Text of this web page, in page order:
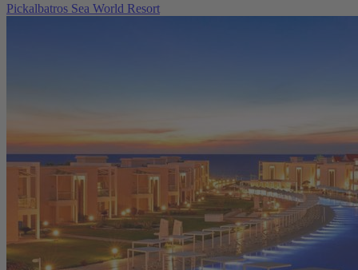
Pickalbatros Sea World Resort